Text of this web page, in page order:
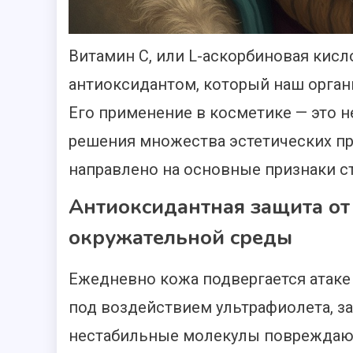
Витамин С, или L-аскорбиновая
антиоксидантом, который наш
Его применение в косметике — это
решения множества эстетических
направлено на основные признаки
Антиоксидантная защита
окружательной среды
Ежедневно кожа подвергается
под воздействием ультрафиолета,
нестабильные молекулы